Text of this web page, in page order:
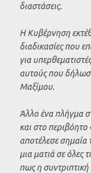
διαστάσεις.
Η Κυβέρνηση
διαδικασίες που
για
αυτούς που
Μαξίμου.
Άλλο ένα πλήγμα
και στο
αποτέλεσε σημαία
μια ματιά σε όλες
πως η